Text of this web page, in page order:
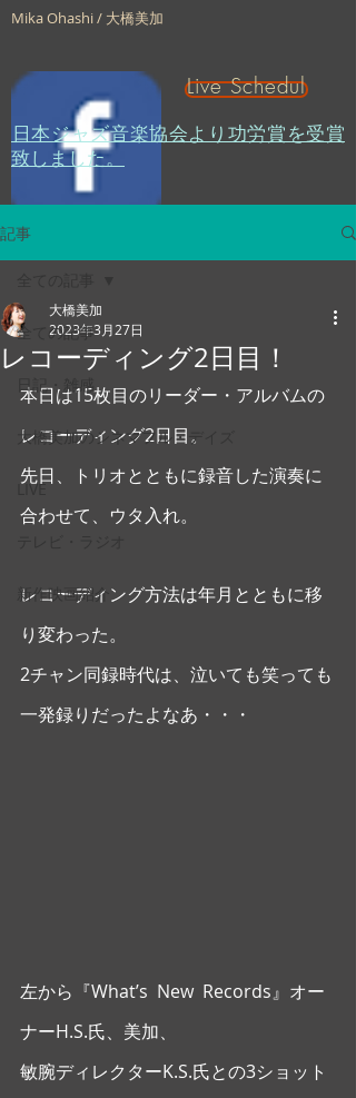
Mika Ohashi / 大橋美加
Live Schedul
​日本ジャズ音楽協会より功労賞を受賞
致しました。
記事
全ての記事
日記・雑感
大橋美加のシネマフル・デイズ
LIVE
新作映画紹介
レコーディング2日目！
大橋美加
2023年3月27日
本日は15枚目のリーダー・アルバムの
レコーディング2日目。
先日、トリオとともに録音した演奏に
合わせて、ウタ入れ。
レコーディング方法は年月とともに移
り変わった。
2チャン同録時代は、泣いても笑っても
一発録りだったよなあ・・・
左から『What’s  New  Records』オー
ナーH.S.氏、美加、
敏腕ディレクターK.S.氏との3ショット